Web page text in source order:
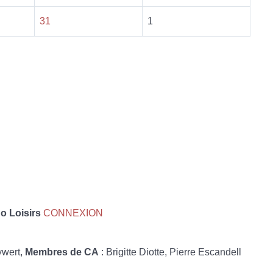
31 1
Loisirs CONNEXION
Membres de CA : Brigitte Diotte, Pierre Escandell